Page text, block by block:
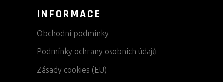
INFORMACE
Obchodní podmínky
Podmínky ochrany osobních údajů
Zásady cookies (EU)